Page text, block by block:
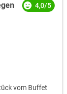
4,0/5
vom Buffet